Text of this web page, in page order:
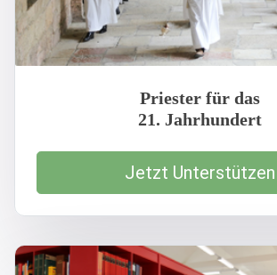
Priester für das
21. Jahrhundert
Jetzt Unterstützen